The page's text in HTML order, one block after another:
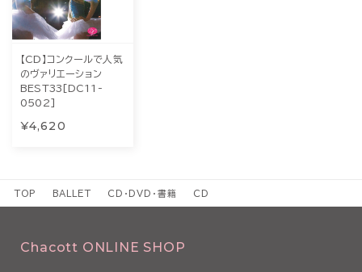
【CD】コンクールで人気
のヴァリエーション
BEST33[DC11-
0502]
¥4,620
TOP BALLET CD・DVD・書籍 CD
Chacott ONLINE SHOP